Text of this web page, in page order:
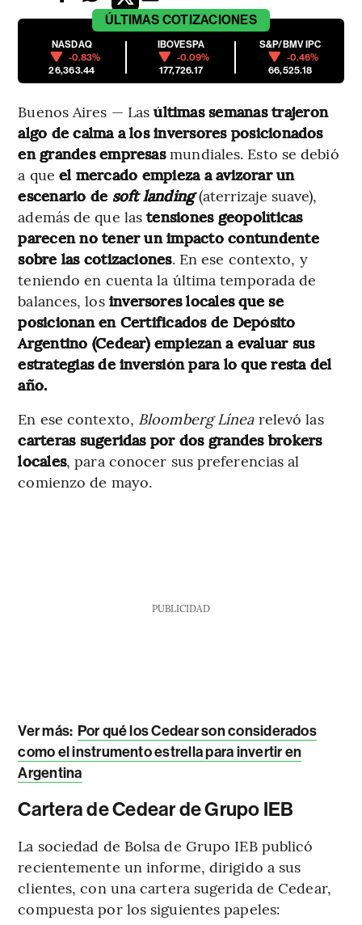
ÚLTIMAS COTIZACIONES
NASDAQ
-0.83%
26,363.44
IBOVESPA
-0.09%
177,726.17
S&P/BMV IPC
-0.46%
66,525.18
Buenos Aires — Lasúltimas semanas trajeron
algo de calma a los inversores posicionados
en grandes empresasmundiales. Esto se debió
a que el mercado empieza a avizorar un
escenario de soft landing (aterrizaje suave),
además de que lastensiones geopolíticas
parecen no tener un impacto contundente
sobre las cotizaciones. En ese contexto, y
teniendo en cuenta la última temporada de
balances, los inversores locales que se
posicionan en Certificados de Depósito
Argentino (Cedear) empiezan a evaluar sus
estrategias de inversión para lo que resta del
año.
En ese contexto, Bloomberg Línearelevó las
carteras sugeridas por dos grandes brokers
locales, para conocer sus preferencias al
comienzo de mayo.
PUBLICIDAD
Ver más: Por qué los Cedear son considerados
como el instrumento estrella para invertir en
Argentina
Cartera de Cedear de Grupo IEB
La sociedad de Bolsa de Grupo IEB publicó
recientemente un informe, dirigido a sus
clientes, con una cartera sugerida de Cedear,
compuesta por los siguientes papeles: